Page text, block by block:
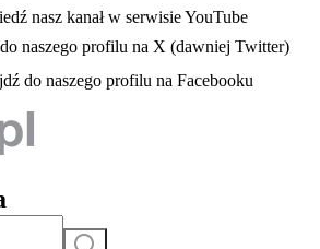
się w nowej karcie
nasz kanał w serwisie YouTube
karcie
naszego profilu na X (dawniej Twitter)
otwiera się w nowej karcie
do naszego profilu na Facebooku
Szukaj